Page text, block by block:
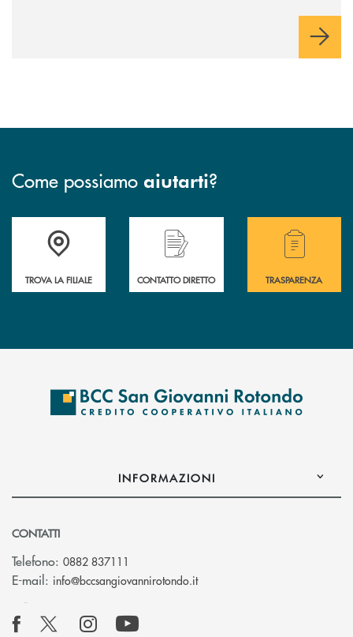
Come possiamo aiutarti?
Accedi all' elenco completo delle filiali della BCC San Giovanni
TROVA LA FILIALE
Hai bisogno di assistenza immediata?
CONTATTO DIRETTO
Hai bisogno di
TRASPARENZA
INFORMAZIONI
CONTATTI
Telefono: 0882 837111
E-mail: info@bccsangiovannirotondo.it(si apre l’app di posta